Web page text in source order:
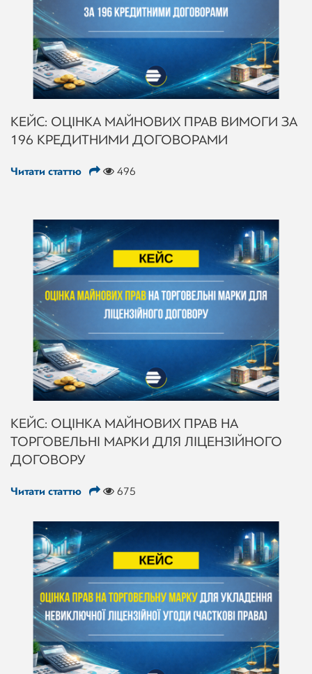
КЕЙС: ОЦІНКА МАЙНОВИХ ПРАВ ВИМОГИ ЗА
196 КРЕДИТНИМИ ДОГОВОРАМИ
Читати статтю 496
КЕЙС: ОЦІНКА МАЙНОВИХ ПРАВ НА
ТОРГОВЕЛЬНІ МАРКИ ДЛЯ ЛІЦЕНЗІЙНОГО
ДОГОВОРУ
Читати статтю 675